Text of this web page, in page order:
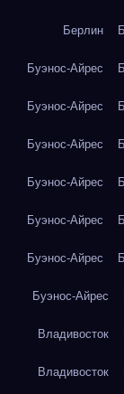
Берлин
Буэнос-Айрес
Буэнос-Айрес
Буэнос-Айрес
Буэнос-Айрес
Буэнос-Айрес
Буэнос-Айрес
Буэнос-Айрес
Владивосток
Владивосток